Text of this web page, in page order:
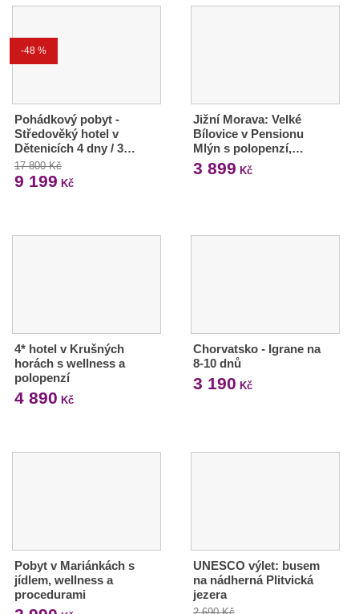
-48 %
Pohádkový pobyt -
Středověký hotel v
Dětenicích 4 dny / 3…
17 800 Kč
9 199 Kč
Jižní Morava: Velké
Bílovice v Pensionu
Mlýn s polopenzí,…
3 899 Kč
4* hotel v Krušných
horách s wellness a
polopenzí
4 890 Kč
Chorvatsko - Igrane na
8-10 dnů
3 190 Kč
Pobyt v Mariánkách s
jídlem, wellness a
procedurami
UNESCO výlet: busem
na nádherná Plitvická
jezera